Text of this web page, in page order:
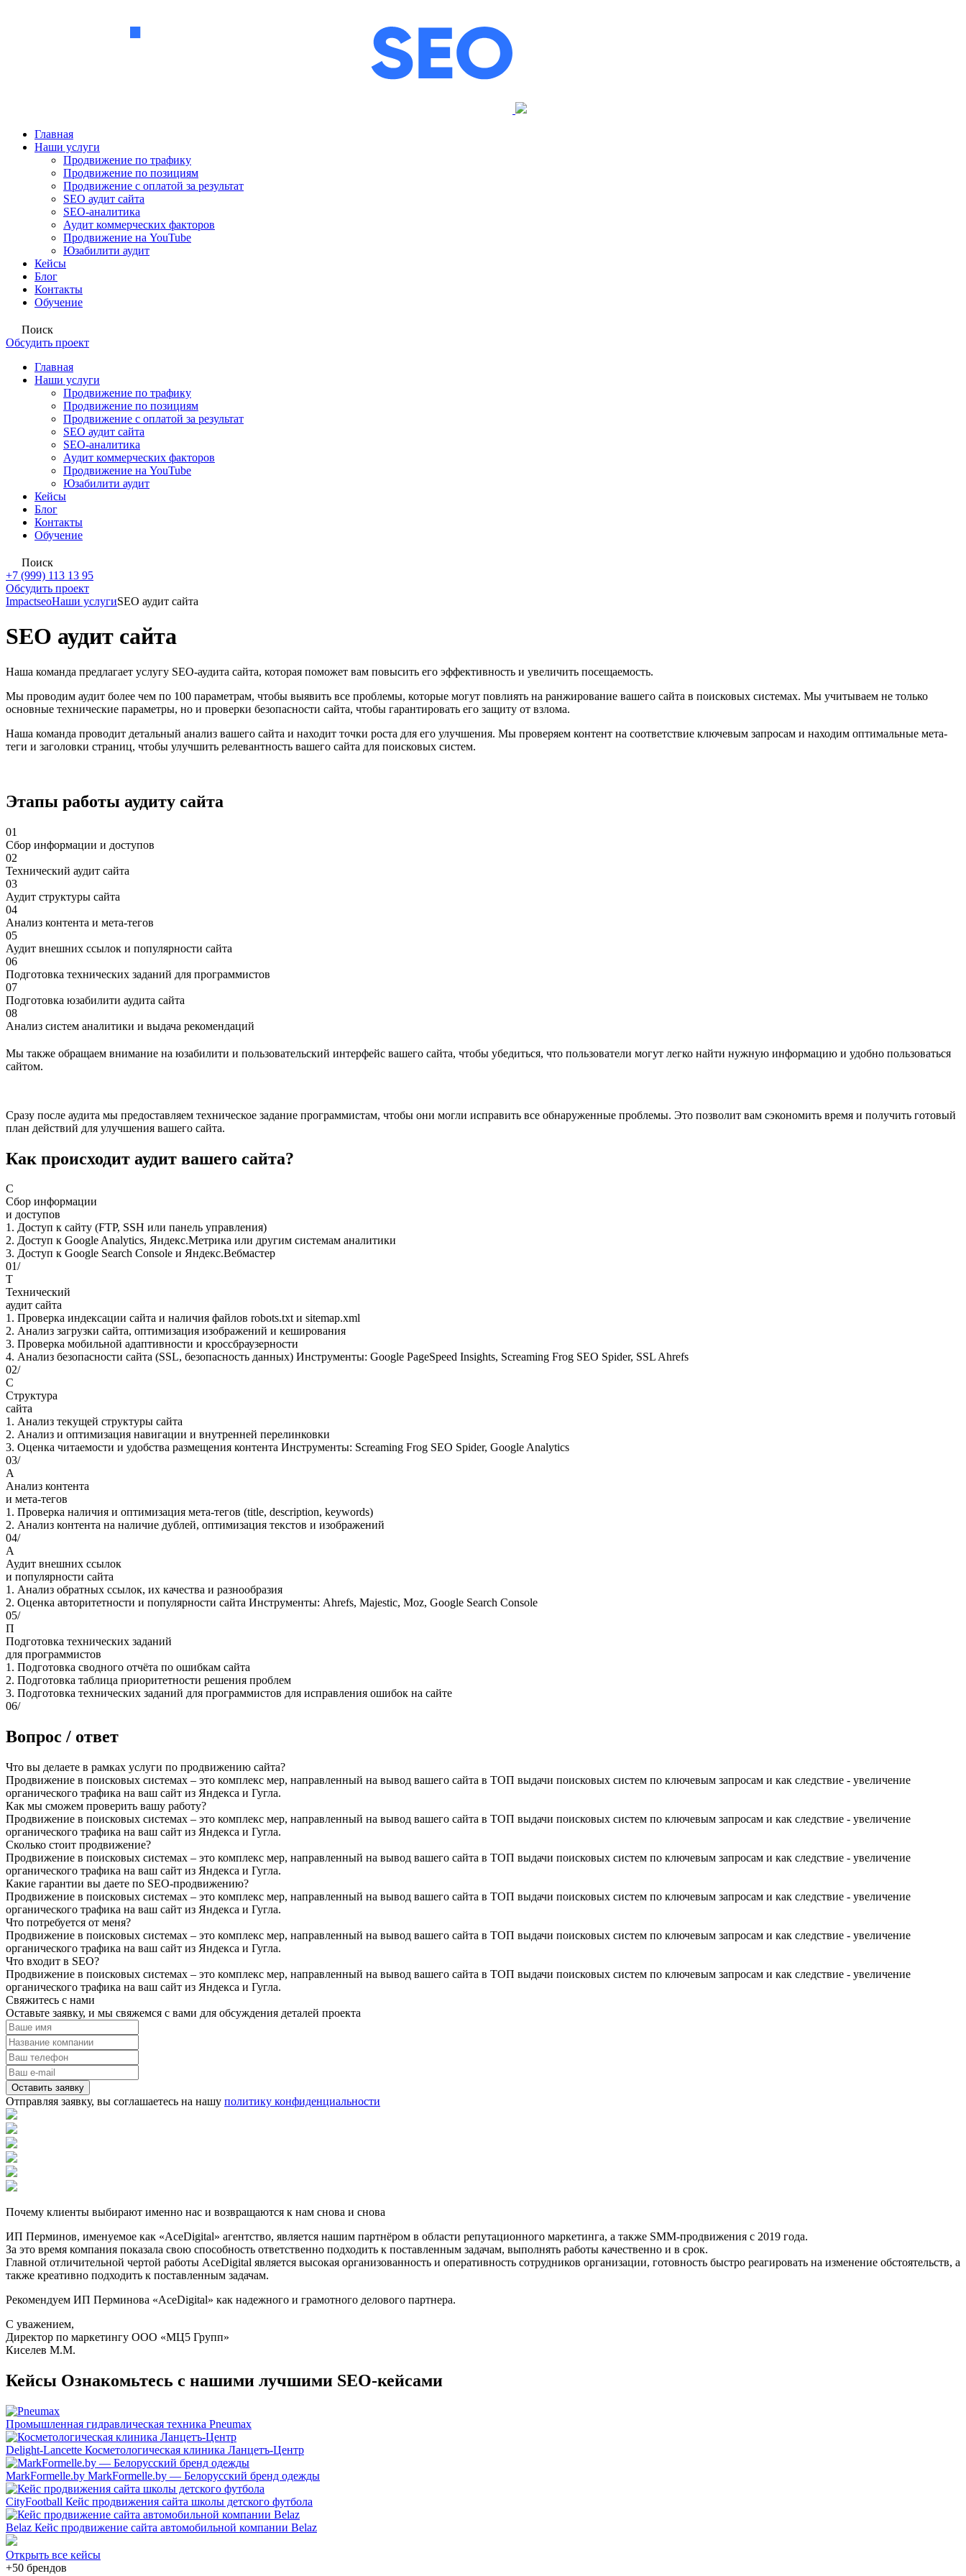
Главная
Наши услуги
Продвижение по трафику
Продвижение по позициям
Продвижение с оплатой за результат
SEO аудит сайта
SEO-аналитика
Аудит коммерческих факторов
Продвижение на YouTube
Юзабилити аудит
Кейсы
Блог
Контакты
Обучение
Поиск
Обсудить проект
Главная
Наши услуги
Продвижение по трафику
Продвижение по позициям
Продвижение с оплатой за результат
SEO аудит сайта
SEO-аналитика
Аудит коммерческих факторов
Продвижение на YouTube
Юзабилити аудит
Кейсы
Блог
Контакты
Обучение
Поиск
+7 (999) 113 13 95
Обсудить проект
ImpactseoНаши услугиSEO аудит сайта
SEO аудит сайта
Наша команда предлагает услугу SEO-аудита сайта, которая поможет вам повысить его эффективность и увеличить посещаемость.
Мы проводим аудит более чем по 100 параметрам, чтобы выявить все проблемы, которые могут повлиять на ранжирование вашего сайта в поисковых системах. Мы учитываем не только
основные технические параметры, но и проверки безопасности сайта, чтобы гарантировать его защиту от взлома.
Наша команда проводит детальный анализ вашего сайта и находит точки роста для его улучшения. Мы проверяем контент на соответствие ключевым запросам и находим оптимальные мета-
теги и заголовки страниц, чтобы улучшить релевантность вашего сайта для поисковых систем.
Этапы работы аудиту сайта
01
Сбор информации и доступов
02
Технический аудит сайта
03
Аудит структуры сайта
04
Анализ контента и мета-тегов
05
Аудит внешних ссылок и популярности сайта
06
Подготовка технических заданий для программистов
07
Подготовка юзабилити аудита сайта
08
Анализ систем аналитики и выдача рекомендаций
Мы также обращаем внимание на юзабилити и пользовательский интерфейс вашего сайта, чтобы убедиться, что пользователи могут легко найти нужную информацию и удобно пользоваться
сайтом.
Сразу после аудита мы предоставляем техническое задание программистам, чтобы они могли исправить все обнаруженные проблемы. Это позволит вам сэкономить время и получить готовый
план действий для улучшения вашего сайта.
Как происходит аудит вашего сайта?
С
Сбор информации
и доступов
1. Доступ к сайту (FTP, SSH или панель управления)
2. Доступ к Google Analytics, Яндекс.Метрика или другим системам аналитики
3. Доступ к Google Search Console и Яндекс.Вебмастер
01/
Т
Технический
аудит сайта
1. Проверка индексации сайта и наличия файлов robots.txt и sitemap.xml
2. Анализ загрузки сайта, оптимизация изображений и кеширования
3. Проверка мобильной адаптивности и кроссбраузерности
4. Анализ безопасности сайта (SSL, безопасность данных) Инструменты: Google PageSpeed Insights, Screaming Frog SEO Spider, SSL Ahrefs
02/
С
Структура
сайта
1. Анализ текущей структуры сайта
2. Анализ и оптимизация навигации и внутренней перелинковки
3. Оценка читаемости и удобства размещения контента Инструменты: Screaming Frog SEO Spider, Google Analytics
03/
А
Анализ контента
и мета-тегов
1. Проверка наличия и оптимизация мета-тегов (title, description, keywords)
2. Анализ контента на наличие дублей, оптимизация текстов и изображений
04/
А
Аудит внешних ссылок
и популярности сайта
1. Анализ обратных ссылок, их качества и разнообразия
2. Оценка авторитетности и популярности сайта Инструменты: Ahrefs, Majestic, Moz, Google Search Console
05/
П
Подготовка технических заданий
для программистов
1. Подготовка сводного отчёта по ошибкам сайта
2. Подготовка таблица приоритетности решения проблем
3. Подготовка технических заданий для программистов для исправления ошибок на сайте
06/
Вопрос / ответ
Что вы делаете в рамках услуги по продвижению сайта?
Продвижение в поисковых системах – это комплекс мер, направленный на вывод вашего сайта в ТОП выдачи поисковых систем по ключевым запросам и как следствие - увеличение
органического трафика на ваш сайт из Яндекса и Гугла.
Как мы сможем проверить вашу работу?
Продвижение в поисковых системах – это комплекс мер, направленный на вывод вашего сайта в ТОП выдачи поисковых систем по ключевым запросам и как следствие - увеличение
органического трафика на ваш сайт из Яндекса и Гугла.
Сколько стоит продвижение?
Продвижение в поисковых системах – это комплекс мер, направленный на вывод вашего сайта в ТОП выдачи поисковых систем по ключевым запросам и как следствие - увеличение
органического трафика на ваш сайт из Яндекса и Гугла.
Какие гарантии вы даете по SEO-продвижению?
Продвижение в поисковых системах – это комплекс мер, направленный на вывод вашего сайта в ТОП выдачи поисковых систем по ключевым запросам и как следствие - увеличение
органического трафика на ваш сайт из Яндекса и Гугла.
Что потребуется от меня?
Продвижение в поисковых системах – это комплекс мер, направленный на вывод вашего сайта в ТОП выдачи поисковых систем по ключевым запросам и как следствие - увеличение
органического трафика на ваш сайт из Яндекса и Гугла.
Что входит в SEO?
Продвижение в поисковых системах – это комплекс мер, направленный на вывод вашего сайта в ТОП выдачи поисковых систем по ключевым запросам и как следствие - увеличение
органического трафика на ваш сайт из Яндекса и Гугла.
Свяжитесь с нами
Оставьте заявку, и мы свяжемся с вами для обсуждения деталей проекта
Отправляя заявку, вы соглашаетесь на нашу политику конфиденциальности
Почему клиенты выбирают именно нас и возвращаются к нам снова и снова
ИП Перминов, именуемое как «АсеDigital» агентство, является нашим партнёром в области репутационного маркетинга, а также SММ-продвижения с 2019 года.
За это время компания показала свою способность ответственно подходить к поставленным задачам, выполнять работы качественно и в срок.
Главной отличительной чертой работы АсеDigital является высокая организованность и оперативность сотрудников организации, готовность быстро реагировать на изменение обстоятельств, а
также креативно подходить к поставленным задачам.
Рекомендуем ИП Перминова «АсеDigital» как надежного и грамотного делового партнера.
С уважением,
Директор по маркетингу ООО «МЦ5 Групп»
Киселев М.М.
Кейсы Ознакомьтесь с нашими лучшими SEO-кейсами
Промышленная гидравлическая техника Pneumax
Delight-Lancette Косметологическая клиника Ланцетъ-Центр
MarkFormelle.by MarkFormelle.by — Белорусский бренд одежды
CityFootball Кейс продвижения сайта школы детского футбола
Belaz Кейс продвижение сайта автомобильной компании Belaz
Открыть все кейсы
+50 брендов